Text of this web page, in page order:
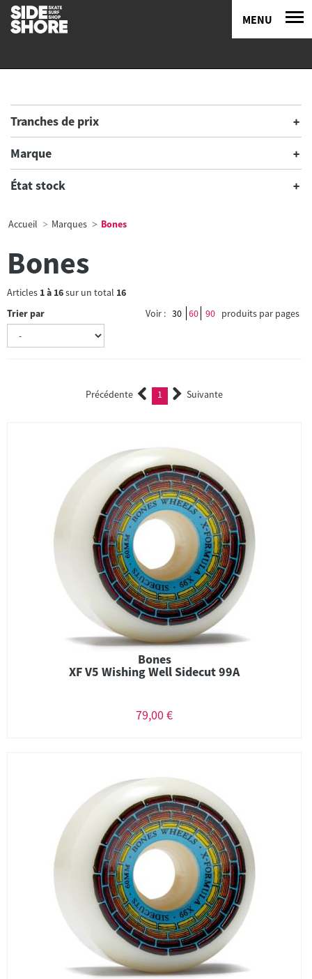
MENU
Tranches de prix
Marque
État stock
Accueil Marques Bones
Bones
Articles 1à 16sur un total 16
Trier par
Voir : 30 60 90 produits par pages
Précédente 1 (current)Suivante
Bones
XF V5 Wishing Well Sidecut 99A
79,00 €